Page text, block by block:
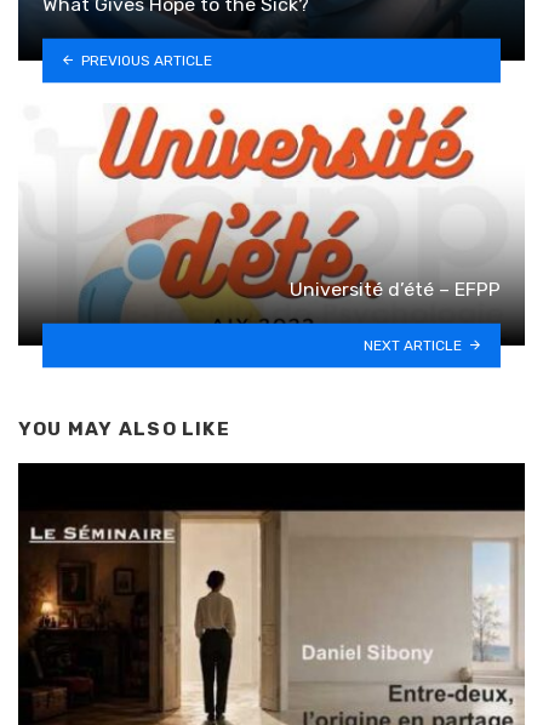
PREVIOUS ARTICLE
Université d’été – EFPP
NEXT ARTICLE
YOU MAY ALSO LIKE